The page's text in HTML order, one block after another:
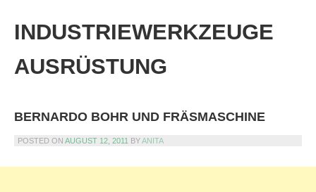
content
INDUSTRIEWERKZEUGE
AUSRÜSTUNG
BERNARDO BOHR UND FRÄSMASCHINE
POSTED ON AUGUST 12, 2011 BYANITA